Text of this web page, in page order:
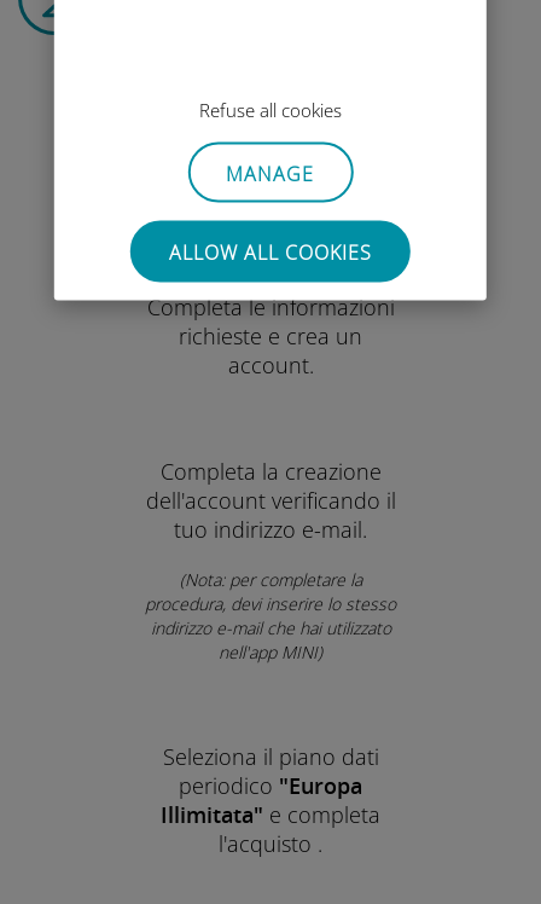
Refuse all cookies
MANAGE
ALLOW ALL COOKIES
Verrai automaticamente
reindirizzato dall'app
MINi a Ubigi.me, fai clic
su"Inizia ora".
Completa le informazioni
richieste e crea un
account.
Completa la creazione
dell'account verificando il
tuo indirizzo e-mail.
(Nota: per completare la
procedura, devi inserire lo stesso
indirizzo e-mail che hai utilizzato
nell'app MINI)
Seleziona il piano dati
periodico "Europa
Illimitata" e completa
l'acquisto .